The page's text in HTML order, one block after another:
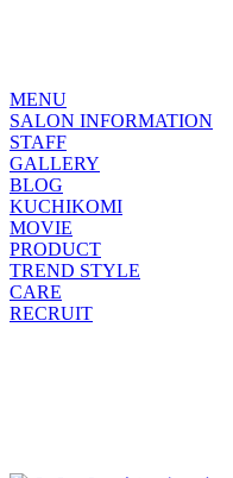
MENU
SALON INFORMATION
STAFF
GALLERY
BLOG
KUCHIKOMI
MOVIE
PRODUCT
TREND STYLE
CARE
RECRUIT